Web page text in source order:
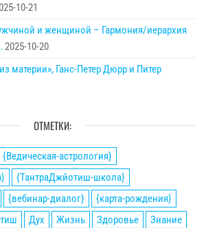
10-21
и женщиной – Гармония/иерархия
2025-10-20
материи», Ганс-Петер Дюрр и Питер
ОТМЕТКИ:
{Ведическая-астрология}
{ТантраДжйотиш-школа}
{вебинар-диалог}
{карта-рождения}
Дух Жизнь Здоровье
Знание